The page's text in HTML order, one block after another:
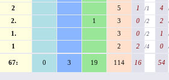
2 5 1 /1 4
2. 1 3 0 /2 2
1. 3 0 /2 1
1 2 2 /4 0
67: 0 3 19 114 16 54